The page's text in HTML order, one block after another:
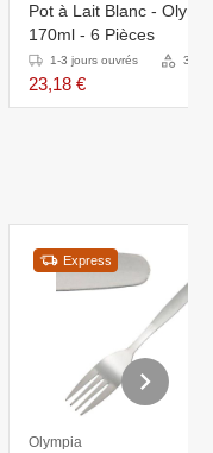
Pot à Lait Blanc -
170ml - 6 Pièces
1-3 jours ouvrés 3
23,18 €
Express
Olympia